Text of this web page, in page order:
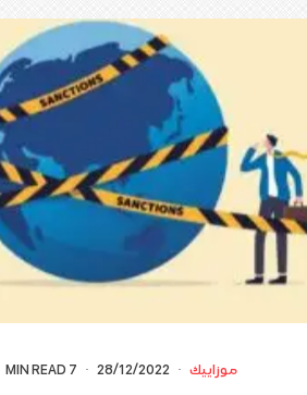
موزاييك ·
28/12/2022
·
7 MIN READ